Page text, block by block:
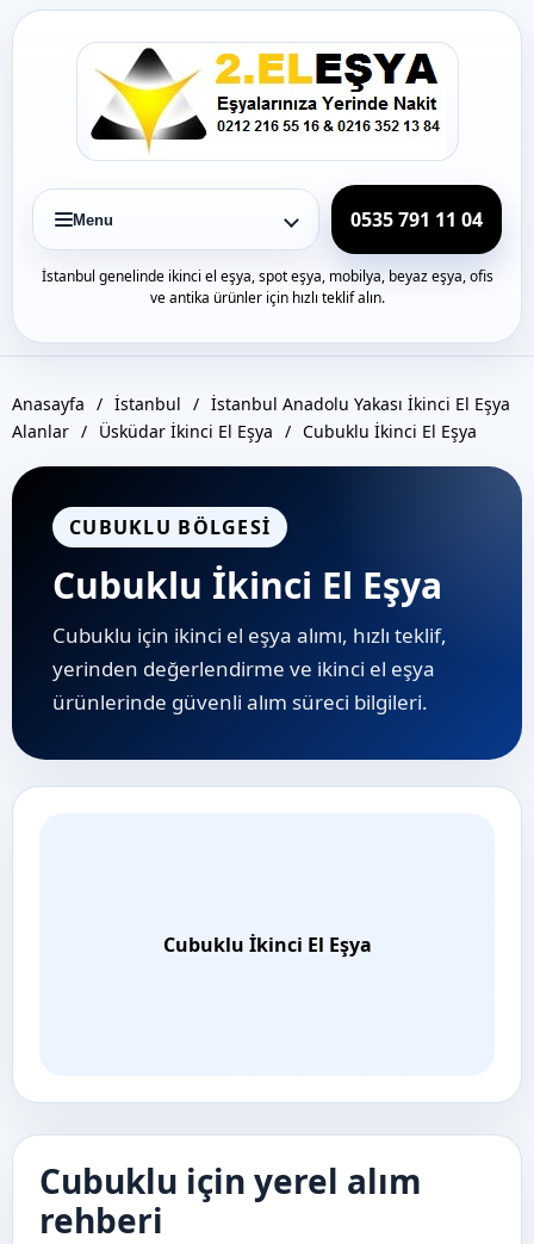
Icerige
Menu 0535 791 11 04
İstanbul genelinde ikinci el eşya, spot eşya, mobilya, beyaz eşya, ofis
ve antika ürünler için hızlı teklif alın.
Anasayfa / İstanbul / İstanbul Anadolu Yakası İkinci El Eşya
Alanlar / Üsküdar İkinci El Eşya / Cubuklu İkinci El Eşya
CUBUKLU BÖLGESI
Cubuklu İkinci El Eşya
Cubuklu için ikinci el eşya alımı, hızlı teklif,
yerinden değerlendirme ve i̇kinci el eşya
ürünlerinde güvenli alım süreci bilgileri.
Cubuklu İkinci El Eşya
Cubuklu için yerel alım
rehberi